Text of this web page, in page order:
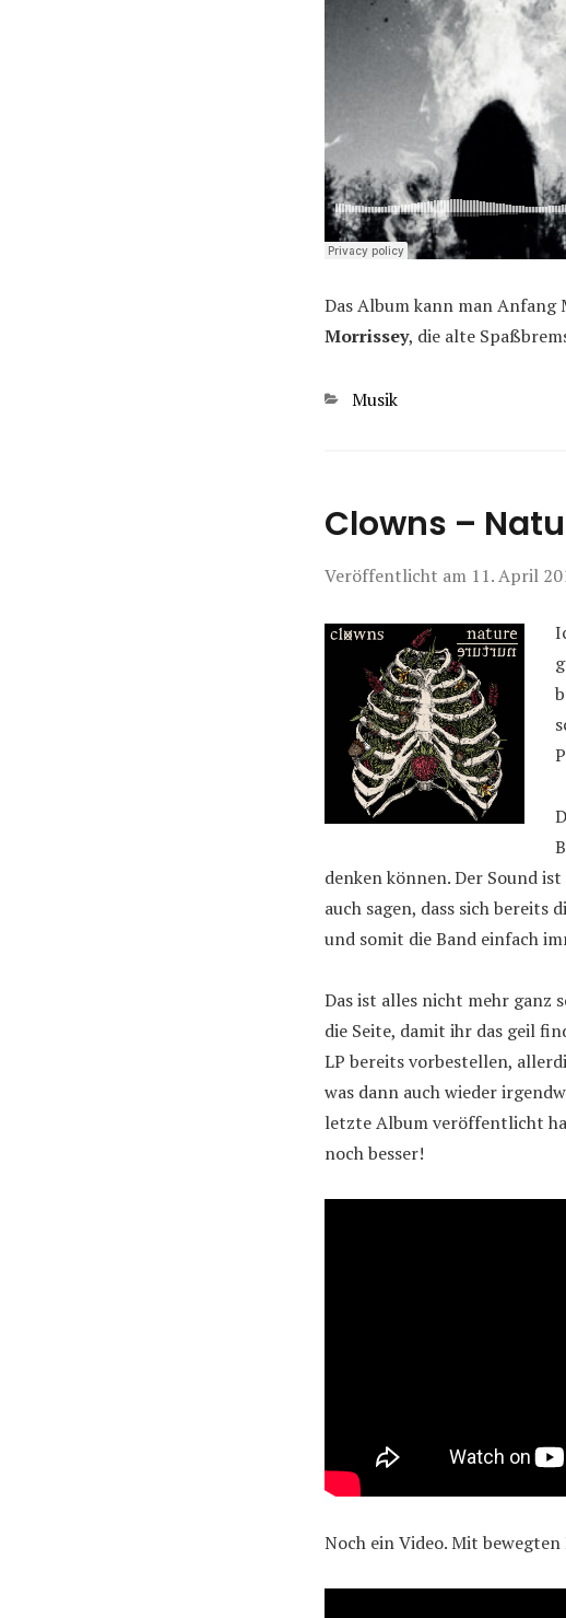
Das Album kann man Anfang
Morrissey, die alte
Kategorien
Musik
Clowns –
Veröffentlicht am 11. April
denken können. Der Sound
auch sagen, dass sich
und somit die Band einfach
Das ist alles nicht mehr ganz
die Seite, damit ihr das geil
LP bereits vorbestellen,
was dann auch wieder
letzte Album veröffentlicht
noch besser!
Noch ein Video. Mit